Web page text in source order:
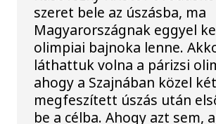
szeret bele az úszásba, ma
Magyarországnak eggyel
olimpiai bajnoka lenne.
láthattuk volna a párizsi
ahogy a Szajnában közel
megfeszített úszás után
be a célba. Ahogy azt sem,